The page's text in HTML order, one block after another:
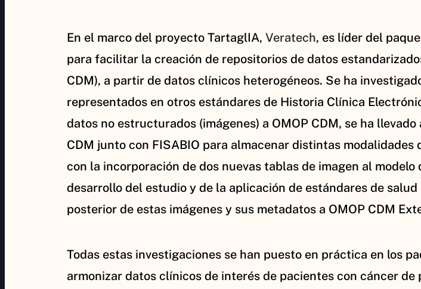
En el marco del proyecto TartaglIA, Veratech, es líder del
para facilitar la creación de repositorios de datos
CDM), a partir de datos clínicos heterogéneos. Se ha
representados en otros estándares de Historia Clínica
datos no estructurados (imágenes) a OMOP CDM, se ha
CDM junto con FISABIO para almacenar distintas
con la incorporación de dos nuevas tablas de imagen al
desarrollo del estudio y de la aplicación de estándares de
posterior de estas imágenes y sus metadatos a OMOP CDM
Todas estas investigaciones se han puesto en práctica en los
armonizar datos clínicos de interés de pacientes con cáncer